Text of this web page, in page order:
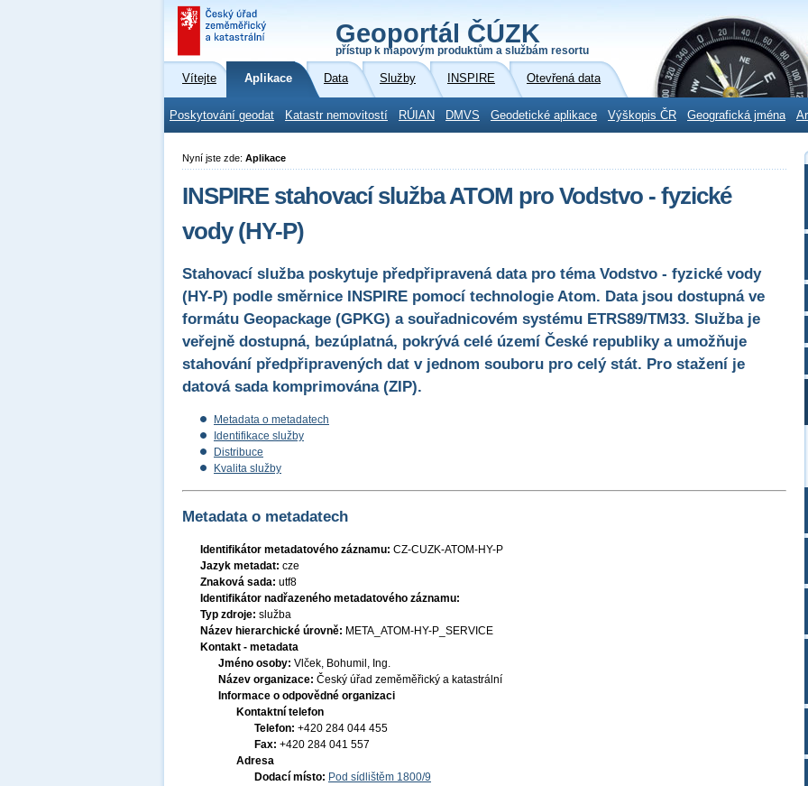
Geoportál ČÚZK
přístup k mapovým produktům a službám resortu
Vítejte Aplikace Data Služby INSPIRE Otevřená data
Poskytování geodat Katastr nemovitostí RÚIAN DMVS Geodetické aplikace Výškopis ČR Geografická jména
Nyní jste zde: Aplikace
INSPIRE stahovací služba ATOM pro Vodstvo - fyzické
vody (HY-P)
Stahovací služba poskytuje předpřipravená data pro téma Vodstvo - fyzické vody
(HY-P) podle směrnice INSPIRE pomocí technologie Atom. Data jsou dostupná ve
formátu Geopackage (GPKG) a souřadnicovém systému ETRS89/TM33. Služba je
veřejně dostupná, bezúplatná, pokrývá celé území České republiky a umožňuje
stahování předpřipravených dat v jednom souboru pro celý stát. Pro stažení je
datová sada komprimována (ZIP).
Metadata o metadatech
Identifikace služby
Distribuce
Kvalita služby
Metadata o metadatech
Identifikátor metadatového záznamu: CZ-CUZK-ATOM-HY-P
Jazyk metadat: cze
Znaková sada: utf8
Identifikátor nadřazeného metadatového záznamu:
Typ zdroje: služba
Název hierarchické úrovně: META_ATOM-HY-P_SERVICE
Kontakt - metadata
Jméno osoby: Vlček, Bohumil, Ing.
Název organizace: Český úřad zeměměřický a katastrální
Informace o odpovědné organizaci
Kontaktní telefon
Telefon: +420 284 044 455
Fax: +420 284 041 557
Adresa
Dodací místo: Pod sídlištěm 1800/9